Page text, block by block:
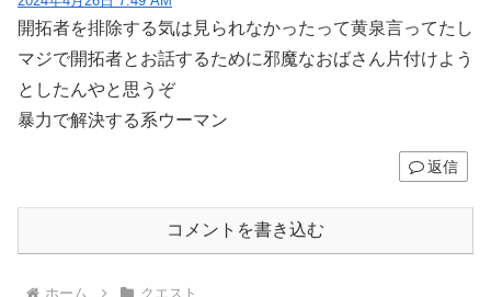
開拓者を排除する気は見られなかったって黄泉言ってたし
マジで開拓者とお話するために邪魔なおばさん片付けよう
としたんやと思うぞ
暴力で解決する系ウーマン
返信
コメントを書き込む
ホーム クエスト